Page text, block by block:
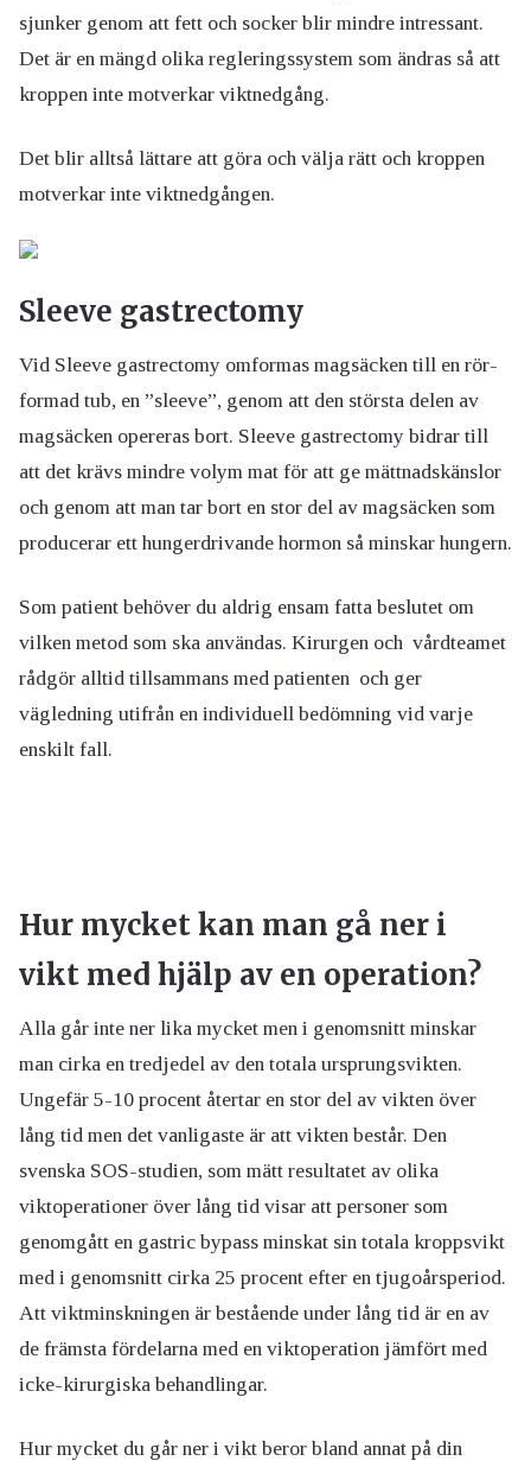
sjunker genom att fett och socker blir mindre intressant.
Det är en mängd olika regleringssystem som ändras så att
kroppen inte motverkar viktnedgång.
Det blir alltså lättare att göra och välja rätt och kroppen
motverkar inte viktnedgången.
Sleeve gastrectomy
Vid Sleeve gastrectomy omformas magsäcken till en rör-
formad tub, en ”sleeve”, genom att den största delen av
magsäcken opereras bort. Sleeve gastrectomy bidrar till
att det krävs mindre volym mat för att ge mättnadskänslor
och genom att man tar bort en stor del av magsäcken som
producerar ett hungerdrivande hormon så minskar hungern.
Som patient behöver du aldrig ensam fatta beslutet om
vilken metod som ska användas. Kirurgen och vårdteamet
rådgör alltid tillsammans med patienten och ger
vägledning utifrån en individuell bedömning vid varje
enskilt fall.
Hur mycket kan man gå ner i
vikt med hjälp av en operation?
Alla går inte ner lika mycket men i genomsnitt minskar
man cirka en tredjedel av den totala ursprungsvikten.
Ungefär 5-10 procent återtar en stor del av vikten över
lång tid men det vanligaste är att vikten består. Den
svenska SOS-studien, som mätt resultatet av olika
viktoperationer över lång tid visar att personer som
genomgått en gastric bypass minskat sin totala kroppsvikt
med i genomsnitt cirka 25 procent efter en tjugoårsperiod.
Att viktminskningen är bestående under lång tid är en av
de främsta fördelarna med en viktoperation jämfört med
icke-kirurgiska behandlingar.
Hur mycket du går ner i vikt beror bland annat på din